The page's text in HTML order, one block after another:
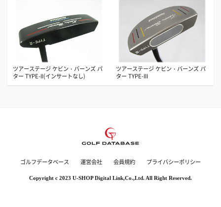
ツアーステージ ケビン・バーンズ パ
ター TYPE-II(インサートなし)
ツアーステージ ケビン・バーンズ パ
ター TYPE-III
ゴルフデータベース 運営会社 会員規約 プライバシーポリシー
Copyright c 2023 U-SHOP Digital Link,Co.,Ltd. All Right Reserved.